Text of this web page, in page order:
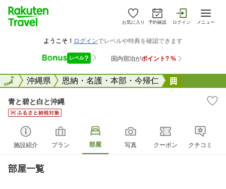
お気に入り 予約確認 ログイン メニュー
全国沖縄県 恩納・名護・本部・今帰仁
全国
青と碧と白と沖縄
施設紹介 プラン 部屋 写真 クーポン クチコミ
部屋一覧